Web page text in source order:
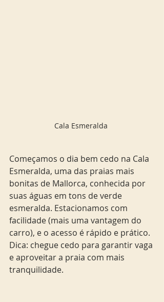
Cala Esmeralda
Começamos o dia bem cedo na Cala
Esmeralda, uma das praias mais
bonitas de Mallorca, conhecida por
suas águas em tons de verde
esmeralda. Estacionamos com
facilidade (mais uma vantagem do
carro), e o acesso é rápido e prático.
Dica: chegue cedo para garantir vaga
e aproveitar a praia com mais
tranquilidade.